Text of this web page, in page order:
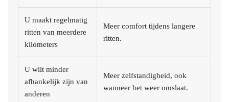
U maakt regelmatig
ritten van meerdere
kilometers
Meer comfort tijdens langere
ritten.
U wilt minder
afhankelijk zijn van
anderen
Meer zelfstandigheid, ook
wanneer het weer omslaat.